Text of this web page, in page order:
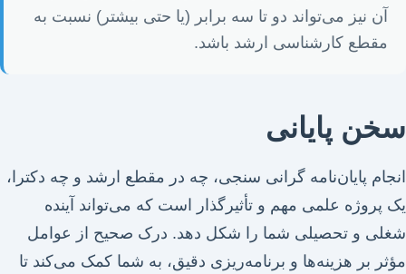
آن نیز می‌تواند دو تا سه برابر (یا حتی بیشتر) نسبت به
مقطع کارشناسی ارشد باشد.
سخن پایانی
انجام پایان‌نامه گرانی سنجی، چه در مقطع ارشد و چه دکترا،
یک پروژه علمی مهم و تأثیرگذار است که می‌تواند آینده
شغلی و تحصیلی شما را شکل دهد. درک صحیح از عوامل
مؤثر بر هزینه‌ها و برنامه‌ریزی دقیق، به شما کمک می‌کند تا